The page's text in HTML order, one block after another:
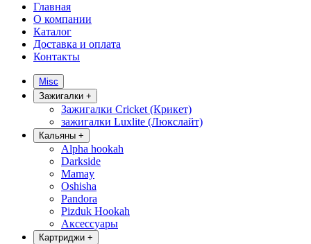
Главная
О компании
Каталог
Доставка и оплата
Контакты
Misc
Зажигалки +
Зажигалки Cricket (Крикет)
зажигалки Luxlite (Люкслайт)
Кальяны +
Alpha hookah
Darkside
Mamay
Oshisha
Pandora
Pizduk Hookah
Аксессуары
Картриджи +